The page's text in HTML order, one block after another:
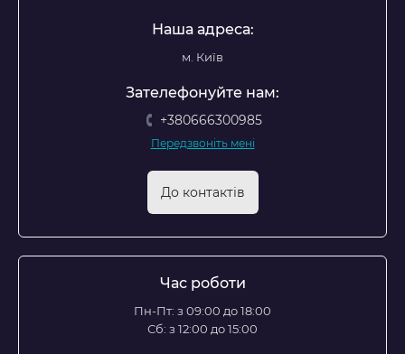
Наша адреса:
м. Київ
Зателефонуйте нам:
+380666300985
Передзвоніть мені
До контактів
Час роботи
Пн-Пт: з 09:00 до 18:00
Сб: з 12:00 до 15:00